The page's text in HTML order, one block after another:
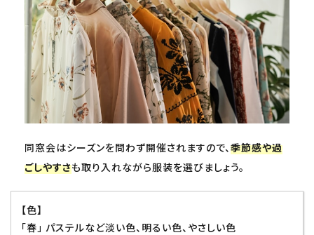
同窓会はシーズンを問わず開催されますので、 季節感や過
ごしやすさも取り入れながら服装を選びましょう。
【色】
「春」 パステルなど淡い色、明るい色、やさしい色